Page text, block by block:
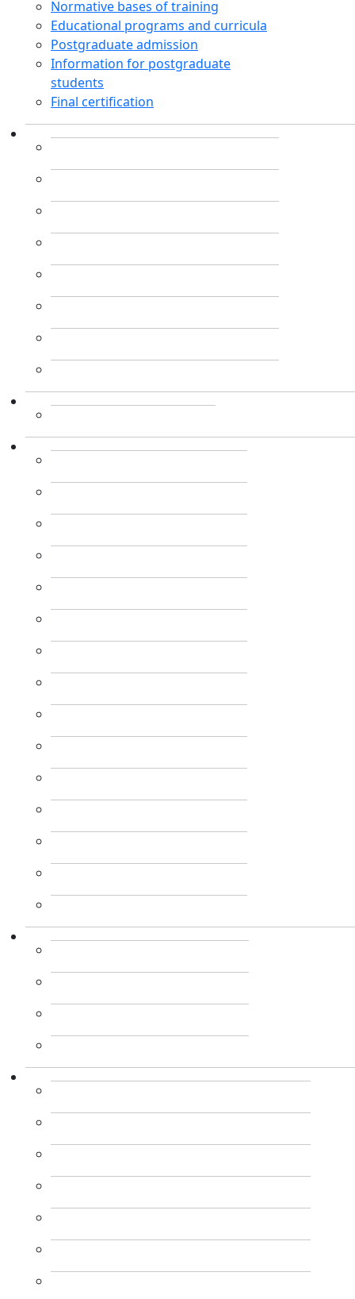
Normative bases of training
Educational programs and curricula
Postgraduate admission
Information for postgraduate
students
Final certification